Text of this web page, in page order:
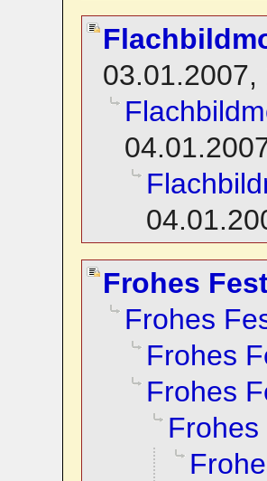
03.01.2007,
Frohes
Frohes
Frohes
Frohes
Frohes